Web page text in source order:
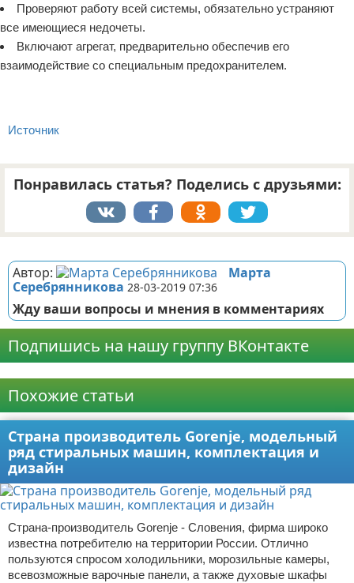
Проверяют работу всей системы, обязательно устраняют
все имеющиеся недочеты.
Включают агрегат, предварительно обеспечив его
взаимодействие со специальным предохранителем.
Источник
Понравилась статья? Поделись с друзьями:
Автор:
Марта
Серебрянникова 28-03-2019 07:36
Жду ваши вопросы и мнения в комментариях
Подпишись на нашу группу ВКонтакте
Похожие статьи
Страна производитель Gorenje, модельный
ряд стиральных машин, комплектация и
дизайн
Страна-производитель Gorenje - Словения, фирма широко
известна потребителю на территории России. Отлично
пользуются спросом холодильники, морозильные камеры,
всевозможные варочные панели, а также духовые шкафы